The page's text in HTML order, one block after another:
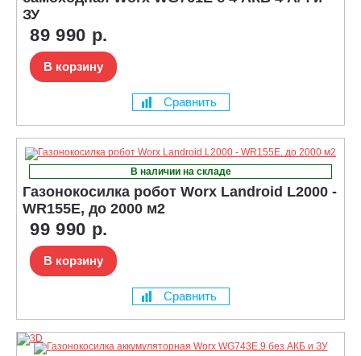
ЗУ
89 990 р.
В корзину
Сравнить
В наличии на складе
Газонокосилка робот Worx Landroid L2000 -
WR155E, до 2000 м2
99 990 р.
В корзину
Сравнить